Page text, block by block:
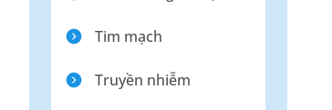
Tim mạch
Truyền nhiễm